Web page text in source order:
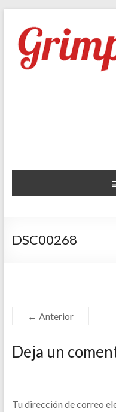
DSC00268
← Anterior
Deja un
Tu dirección de correo